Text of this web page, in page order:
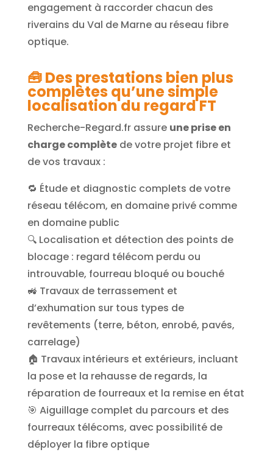
engagement à raccorder chacun des
riverains du Val de Marne au réseau fibre
optique.
🧰Des prestations bien plus
complètes qu’une simple
localisation du regard FT
Recherche-Regard.fr assure une prise en
charge complètede votre projet fibre et
de vos travaux :
🔁 Étude et diagnostic complets de votre
réseau télécom, en domaine privé comme
en domaine public
🔍 Localisation et détection des points de
blocage : regard télécom perdu ou
introuvable, fourreau bloqué ou bouché
🚜 Travaux de terrassement et
d’exhumation sur tous types de
revêtements (terre, béton, enrobé, pavés,
carrelage)
🏠 Travaux intérieurs et extérieurs, incluant
la pose et la rehausse de regards, la
réparation de fourreaux et la remise en état
🎯 Aiguillage complet du parcours et des
fourreaux télécoms, avec possibilité de
déployer la fibre optique